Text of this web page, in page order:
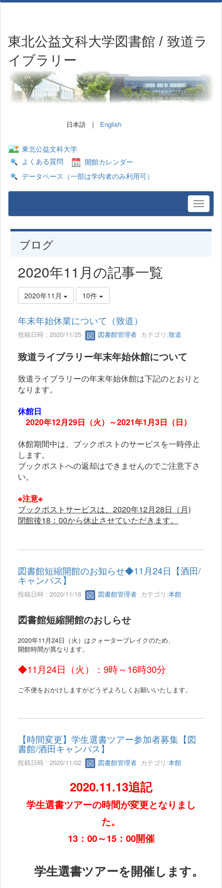
東北公益文科大学図書館 / 致道ラ
イブラリー
日本語 | English
東北公益文科大学
よくある質問
開館カレンダー
データベース（一部は学内者のみ利用可）
ブログ
2020年11月の記事一覧
2020年11月 10件
年末年始休業について（致道）
投稿日時 : 2020/11/25 図書館管理者 カテゴリ:致道
致道ライブラリー年末年始休館について
致道ライブラリーの年末年始休館は下記のとおりと
なります。
休館日
2020年12月29日（火）～2021年1月3日（日）
休館期間中は、ブックポストのサービスを一時停止
します。
ブックポストへの返却はできませんのでご注意下さ
い。
※注意※
ブックポストサービスは、2020年12月28日（月)
閉館後18：00から休止させていただきます。
図書館短縮開館のお知らせ◆11月24日【酒田/
キャンパス】
投稿日時 : 2020/11/16 図書館管理者 カテゴリ:本館
図書館短縮開館のおしらせ
2020年11月24日（火）はクォーターブレイクのため
開館時間が異なります。
◆11月24日（火）：9時～16時30分
ご不便をおかけしますがどうぞよろしくお願いいたします。
【時間変更】学生選書ツアー参加者募集【図
書館/酒田キャンパス】
投稿日時 : 2020/11/02 図書館管理者 カテゴリ:本館
2020.11.13追記
学生選書ツアーの時間が変更となりまし
た。
13：00～15：00開催
学生選書ツアーを開催します。